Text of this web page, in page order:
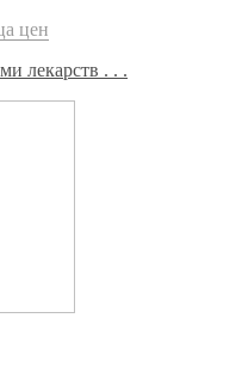
цен
лекарств . . .